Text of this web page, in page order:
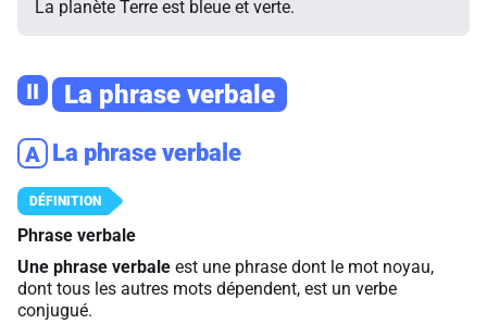
La planète Terre est bleue et verte.
II La phrase verbale
A La phrase verbale
Phrase verbale
Une phrase verbale est une phrase dont le mot noyau,
dont tous les autres mots dépendent, est un verbe
conjugué.